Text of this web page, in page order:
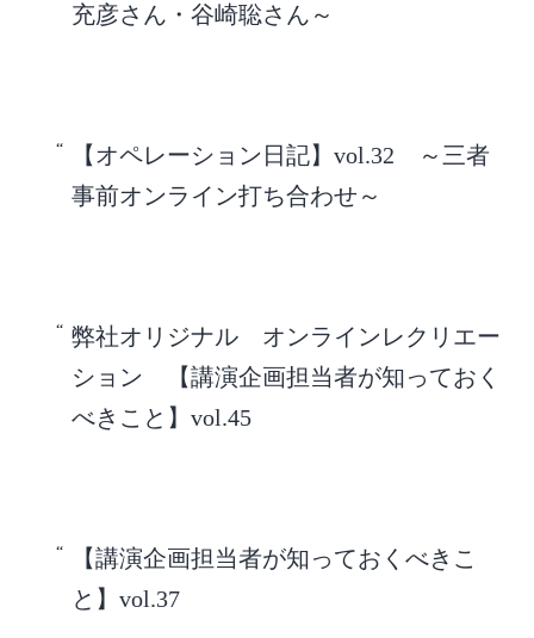
充彦さん・谷崎聡さん～
【オペレーション日記】vol.32 ～三者
事前オンライン打ち合わせ～
弊社オリジナル オンラインレクリエー
ション 【講演企画担当者が知っておく
べきこと】vol.45
【講演企画担当者が知っておくべきこ
と】vol.37